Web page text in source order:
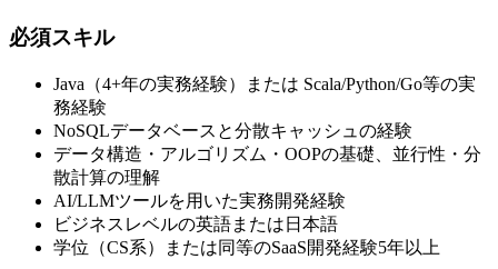
必須スキル
Java（4+年の実務経験）または Scala/Python/Go等の実
務経験
NoSQLデータベースと分散キャッシュの経験
データ構造・アルゴリズム・OOPの基礎、並行性・分
散計算の理解
AI/LLMツールを用いた実務開発経験
ビジネスレベルの英語または日本語
学位（CS系）または同等のSaaS開発経験5年以上